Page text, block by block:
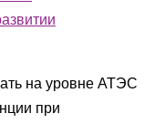
на уровне АТЭС
при